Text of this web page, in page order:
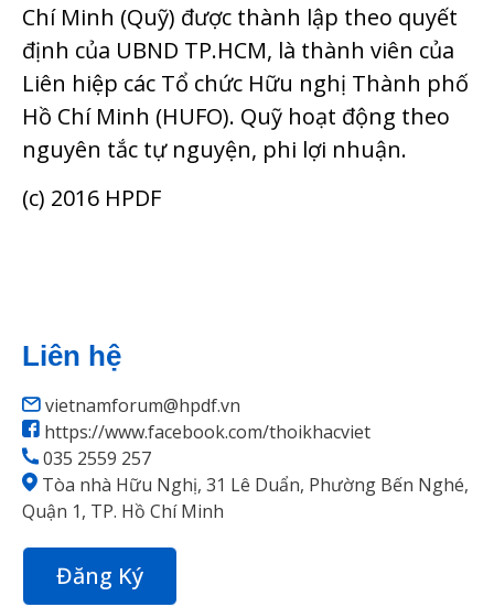
Chí Minh (Quỹ) được thành lập theo quyết
định của UBND TP.HCM, là thành viên của
Liên hiệp các Tổ chức Hữu nghị Thành phố
Hồ Chí Minh (HUFO). Quỹ hoạt động theo
nguyên tắc tự nguyện, phi lợi nhuận.
(c) 2016 HPDF
Liên hệ
vietnamforum@hpdf.vn
https://www.facebook.com/thoikhacviet
035 2559 257
Tòa nhà Hữu Nghị, 31 Lê Duẩn, Phường Bến Nghé,
Quận 1, TP. Hồ Chí Minh
Đăng Ký